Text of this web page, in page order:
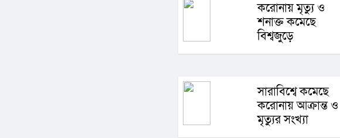
করোনায় মৃত্যু ও
শনাক্ত কমেছে
বিশ্বজুড়ে
সারাবিশ্বে কমেছে
করোনায় আক্রান্ত ও
মৃত্যুর সংখ্যা